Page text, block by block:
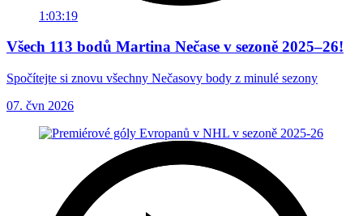
1:03:19
Všech 113 bodů Martina Nečase v sezoně 2025–26!
Spočítejte si znovu všechny Nečasovy body z minulé sezony
07. čvn 2026